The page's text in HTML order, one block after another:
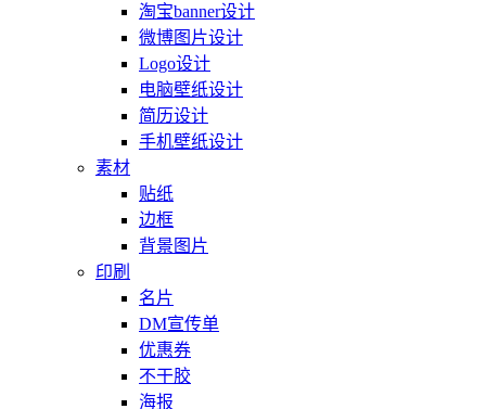
淘宝banner设计
微博图片设计
Logo设计
电脑壁纸设计
简历设计
手机壁纸设计
素材
贴纸
边框
背景图片
印刷
名片
DM宣传单
优惠券
不干胶
海报